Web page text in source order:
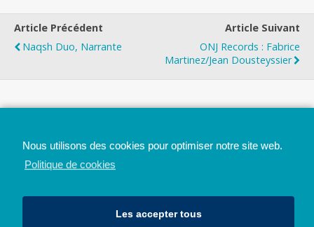
Article Précédent
Naqsh Duo, Narrante
Article Suivant
ONJ Records : Fabrice
Martinez/Jean Dousteyssier
Nous utilisons des cookies pour optimiser notre site web.
Politique de cookies
Les accepter tous